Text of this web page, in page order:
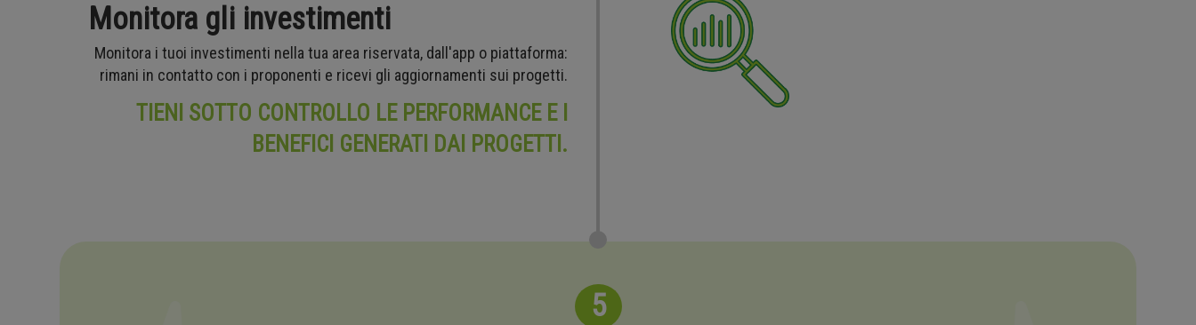
Monitora gli investimenti
Monitora i tuoi investimenti nella tua area riservata, dall'app o piattaforma:
rimani in contatto con i proponenti e ricevi gli aggiornamenti sui progetti.
TIENI SOTTO CONTROLLO LE PERFORMANCE E I
BENEFICI GENERATI DAI PROGETTI.
5